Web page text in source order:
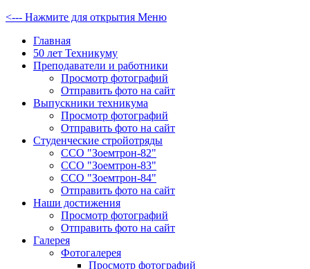
<--- Нажмите для открытия Меню
Главная
50 лет Техникуму
Преподаватели и работники
Просмотр фотографий
Отправить фото на сайт
Выпускники техникума
Просмотр фотографий
Отправить фото на сайт
Студенческие стройотряды
ССО "Зоемтрон-82"
ССО "Зоемтрон-83"
ССО "Зоемтрон-84"
Отправить фото на сайт
Наши достижения
Просмотр фотографий
Отправить фото на сайт
Галерея
Фотогалерея
Просмотр фотографий